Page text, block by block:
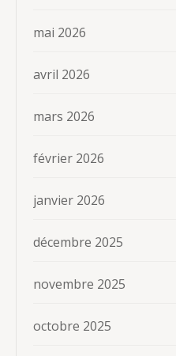
mai 2026
avril 2026
mars 2026
février 2026
janvier 2026
décembre 2025
novembre 2025
octobre 2025